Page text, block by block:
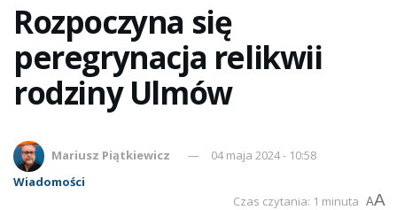
Rozpoczyna się
peregrynacja relikwii
rodziny Ulmów
Mariusz Piątkiewicz
04 maja 2024 - 10:58
Wiadomości
Czas czytania: 1 minuta AA